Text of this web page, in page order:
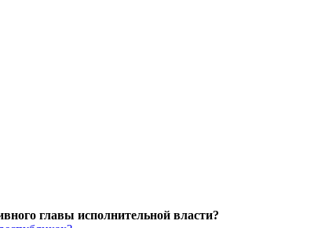
главы исполнительной власти?